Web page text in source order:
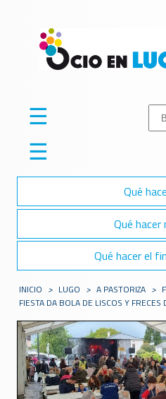
☰
☰
Qué
Qué hacer
Qué hacer el
INICIO > LUGO > A PASTORIZA >
FIESTA DA BOLA DE LISCOS Y